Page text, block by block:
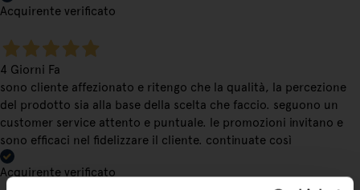
Acquirente verificato
4 Giorni Fa
sono cliente affezionato e ritengo che la qualità, la percezione
del prodotto sia alla base della scelta che faccio. seguono un
customer service attento e puntuale. le promozioni invitano e
sono efficaci nel fidelizzare il cliente. continuate così
Acquirente verificato